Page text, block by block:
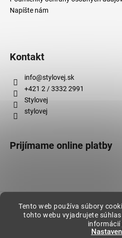
Tento web používa súbory
tohto webu vyjadrujete
informácií
Napíšte nám
Kontakt
info@stylovej.sk
+421 2 / 3332 2991
Stylovej
stylovej
Prijímame online platby
Vytvoril
Copyright 2026Stylovej .